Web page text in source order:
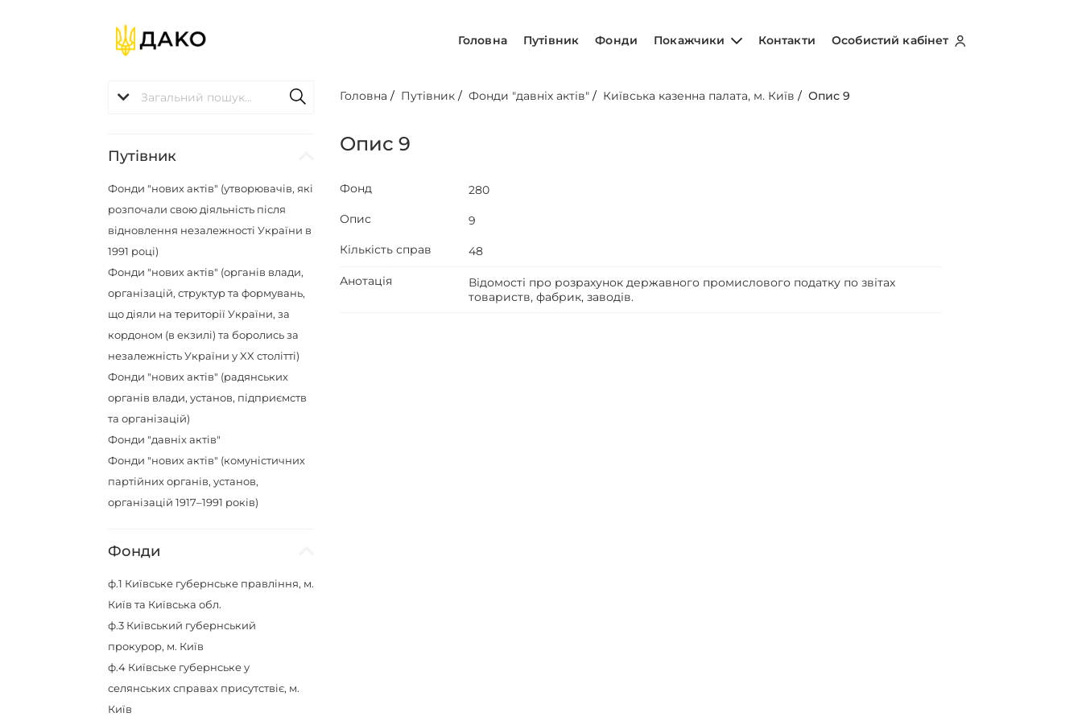
Головна Путівник Фонди Покажчики Контакти Особистий кабінет
Путівник
Фонди "нових актів" (утворювачів, які
розпочали свою діяльність після
відновлення незалежності України в
1991 році)
Фонди "нових актів" (органів влади,
організацій, структур та формувань,
що діяли на території України, за
кордоном (в екзилі) та боролись за
незалежність України у XX столітті)
Фонди "нових актів" (радянських
органів влади, установ, підприємств
та організацій)
Фонди "давніх актів"
Фонди "нових актів" (комуністичних
партійних органів, установ,
організацій 1917–1991 років)
Фонди
ф.1 Київське губернське правління, м.
Київ та Київська обл.
ф.3 Київський губернський
прокурор, м. Київ
ф.4 Київське губернське у
селянських справах присутствіє, м.
Київ
Головна / Путівник /Фонди "давніх актів" / Київська казенна палата, м. Київ /Опис 9
Опис 9
Фонд
280
Опис
9
Кількість справ
48
Анотація
Відомості про розрахунок державного промислового податку по звітах
товариств, фабрик, заводів.